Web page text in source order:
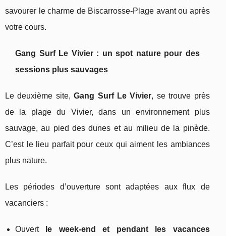
savourer le charme de Biscarrosse-Plage avant ou après
votre cours.
Gang Surf Le Vivier : un spot nature pour des
sessions plus sauvages
Le deuxième site,Gang Surf Le Vivier, se trouve près
de la plage du Vivier, dans un environnement plus
sauvage, au pied des dunes et au milieu de la pinède.
C’est le lieu parfait pour ceux qui aiment les ambiances
plus nature.
Les périodes d’ouverture sont adaptées aux flux de
vacanciers :
Ouvert
le week-end et pendant les vacances